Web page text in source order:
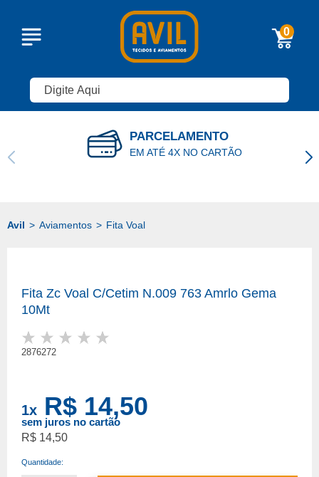
0
PARCELAMENTO
EM ATÉ 4X NO CARTÃO
Aviamentos Fita Voal
Fita Zc Voal C/Cetim N.009 763 Amrlo Gema
10Mt
2876272
R$ 14,50
1x R$ 14,50
sem juros no cartão
Quantidade: